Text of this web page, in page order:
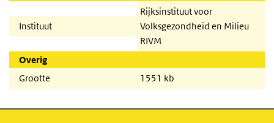
Instituut
Rijksinstituut voor
Volksgezondheid en Milieu
RIVM
Overig
Grootte
1551 kb